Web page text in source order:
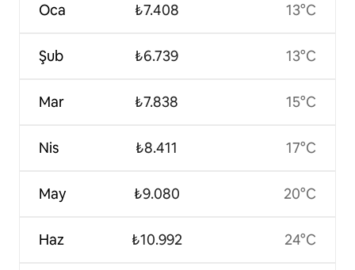
Oca
Şub
Mar
Nis
May
Haz
₺7.408
₺6.739
₺7.838
₺8.411
₺9.080
₺10.992
13°C
13°C
15°C
17°C
20°C
24°C